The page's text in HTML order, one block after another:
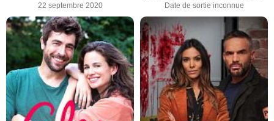
22 septembre 2020 Date de sortie inconnue